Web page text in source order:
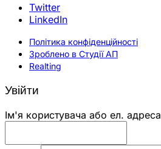
Twitter
LinkedIn
Політика конфіденційності
Зроблено в Студії АП
Realting
Увійти
Ім'я користувача або ел. адреса